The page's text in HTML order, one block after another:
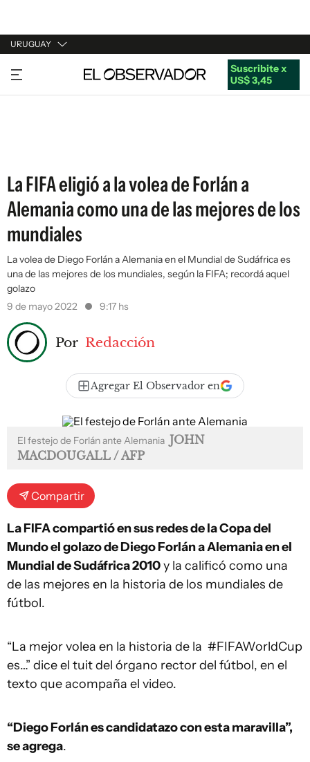
URUGUAY
URUGUAY
ARGENTINA
Suscribite x
US$ 3,45
La FIFA eligió a la volea de Forlán a
Alemania como una de las mejores de los
mundiales
La volea de Diego Forlán a Alemania en el Mundial de Sudáfrica es
una de las mejores de los mundiales, según la FIFA; recordá aquel
golazo
9 de mayo 2022
9:17 hs
Por Redacción
Agregar El Observador en
El festejo de Forlán ante Alemania JOHN
MACDOUGALL / AFP
Compartir
La FIFA compartió en sus redes de la Copa del
Mundo el golazo de Diego Forlán a Alemania en el
Mundial de Sudáfrica 2010y la calificó como una
de las mejores en la historia de los mundiales de
fútbol.
“La mejor volea en la historia de la #FIFAWorldCup
es…” dice el tuit del órgano rector del fútbol, en el
texto que acompaña el video.
“Diego Forlán es candidatazo con esta maravilla”,
se agrega.